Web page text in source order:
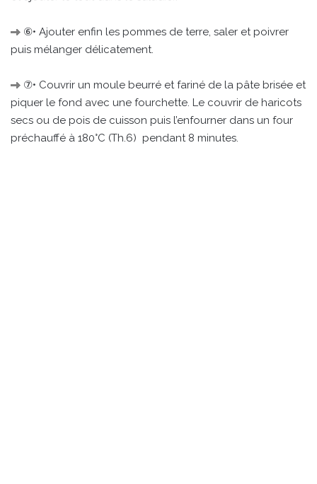
⑥• Ajouter enfin les pommes de terre, saler et poivrer
puis mélanger délicatement.
⑦• Couvrir un moule beurré et fariné de la pâte brisée et
piquer le fond avec une fourchette. Le couvrir de haricots
secs ou de pois de cuisson puis l’enfourner dans un four
préchauffé à 180°C (Th.6) pendant 8 minutes.